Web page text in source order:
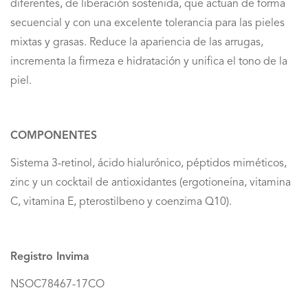
diferentes, de liberación sostenida, que actúan de forma
secuencial y con una excelente tolerancia para las pieles
mixtas y grasas. Reduce la apariencia de las arrugas,
incrementa la firmeza e hidratación y unifica el tono de la
piel.
COMPONENTES
Sistema 3-retinol, ácido hialurónico, péptidos miméticos,
zinc y un cocktail de antioxidantes (ergotioneína, vitamina
C, vitamina E, pterostilbeno y coenzima Q10).
Registro Invima
NSOC78467-17CO